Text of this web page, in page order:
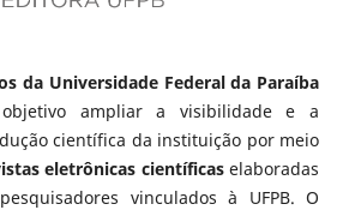
da Universidade Federal da Paraíba
ampliar a visibilidade e a
científica da instituição por meio
eletrônicas científicaselaboradas
vinculados à UFPB. O